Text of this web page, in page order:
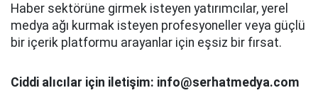
Haber sektörüne girmek isteyen yatırımcılar, yerel
medya ağı kurmak isteyen profesyoneller veya güçlü
bir içerik platformu arayanlar için eşsiz bir fırsat.
Ciddi alıcılar için iletişim: info@serhatmedya.com